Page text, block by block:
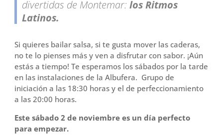
divertidas de Montemar: los Ritmos
Latinos.
Si quieres bailar salsa, si te gusta mover las caderas,
no te lo pienses más y ven a disfrutar con sabor. ¡Aún
estás a tiempo! Te esperamos los sábados por la tarde
en las instalaciones de la Albufera. Grupo de
iniciación a las 18:30 horas y el de perfeccionamiento
a las 20:00 horas.
Este sábado 2 de noviembre es un día perfecto
para empezar.